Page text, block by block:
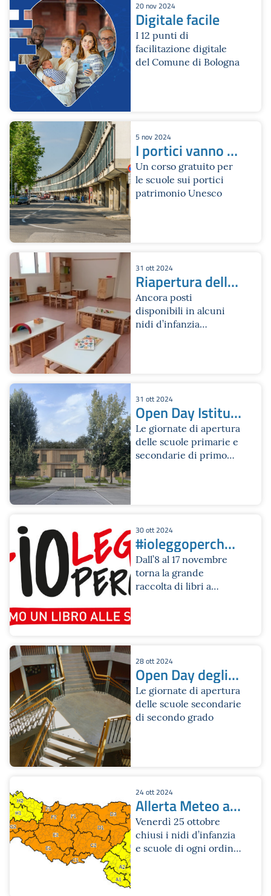
20 nov 2024
Digitale facile
I 12 punti di
facilitazione digitale
del Comune di Bologna
5 nov 2024
I portici vanno a
scuola
Un corso gratuito per
le scuole sui portici
patrimonio Unesco
31 ott 2024
Riapertura delle
iscrizioni ai nidi
infanzia
Ancora posti
disponibili in alcuni
nidi d’infanzia
31 ott 2024
Open Day Istituti
Comprensivi
Le giornate di apertura
delle scuole primarie e
secondarie di primo
30 ott 2024
#ioleggoperché
2024
Dall’8 al 17 novembre
torna la grande
raccolta di libri a
28 ott 2024
Open Day degli
Istituti di
istruzione
scolastica
Le giornate di apertura
delle scuole secondarie
di secondo grado
24 ott 2024
Allerta Meteo a
Bologna
Venerdì 25 ottobre
chiusi i nidi d’infanzia
e scuole di ogni ordine